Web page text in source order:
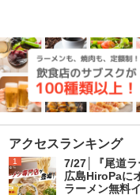
アクセスランキング
1
7/27│『尾道
広島HiroPaに
ラーメン無料